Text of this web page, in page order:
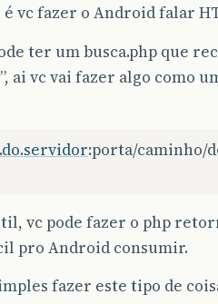
é vc fazer o Android falar
ter um busca.php que
ai vc vai fazer algo como
:porta/caminho/
vc pode fazer o php
pro Android consumir.
fazer este tipo de